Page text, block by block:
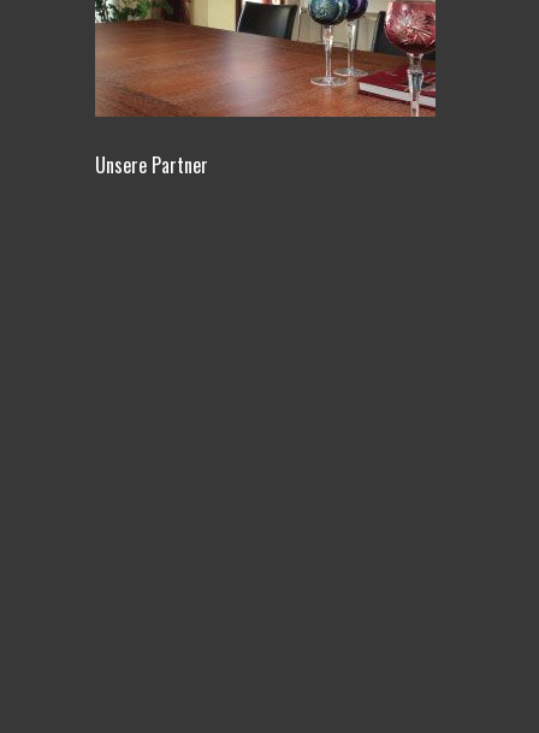
Unsere Partner